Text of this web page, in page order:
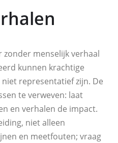
menselijk verhaal
kunnen krachtige
representatief zijn. De
te verweven: laat
en verhalen de impact.
niet alleen
en meetfouten; vraag